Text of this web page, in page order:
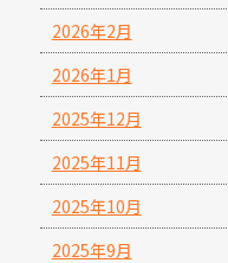
2026年2月
2026年1月
2025年12月
2025年11月
2025年10月
2025年9月